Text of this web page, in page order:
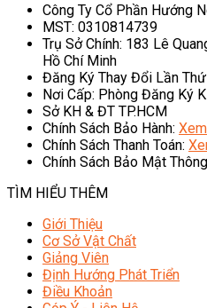
Công Ty Cổ Phần Hướng
MST: 0310814739
Trụ Sở Chính: 183 Lê
Hồ Chí Minh
Đăng Ký Thay Đổi Lần
Nơi Cấp: Phòng Đăng Ký
Sở KH & ĐT TP.HCM
Chính Sách Bảo Hành:
Chính Sách Thanh Toán:
Chính Sách Bảo Mật
TÌM HIỂU THÊM
Giới Thiệu
Cơ Sở Vật Chất
Giảng Viên
Định Hướng Phát Triển
Điều Khoản